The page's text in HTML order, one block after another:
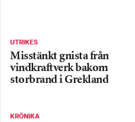
UTRIKES
Misstänkt gnista från
vindkraftverk bakom
storbrand i Grekland
KRÖNIKA